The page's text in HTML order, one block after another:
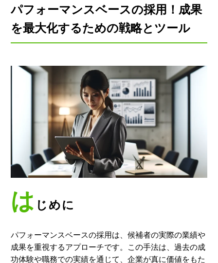
パフォーマンスベースの採用！成果
を最大化するための戦略とツール
は じめに
パフォーマンスベースの採用は、候補者の実際の業績や
成果を重視するアプローチです。この手法は、過去の成
功体験や職務での実績を通じて、企業が真に価値をもた